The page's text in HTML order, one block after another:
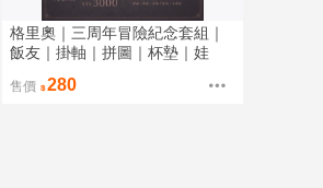
格里奧｜三周年冒險紀念套組｜
飯友｜掛軸｜拼圖｜杯墊｜娃
售價 280